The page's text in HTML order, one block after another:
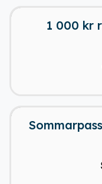
1 000 kr